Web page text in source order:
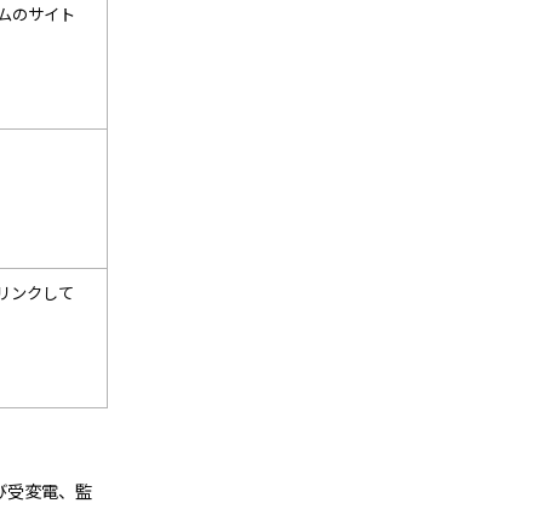
のサイト
ンクして
受変電、監